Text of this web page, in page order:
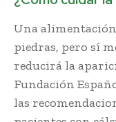
Una
piedras, pero sí
reducirá la
Fundación
las